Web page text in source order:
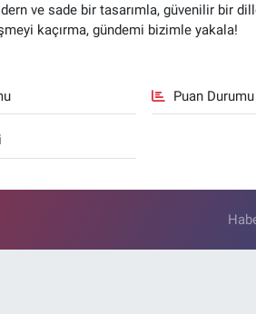
ve sade bir tasarımla, güvenilir bir
kaçırma, gündemi bizimle yakala!
Puan